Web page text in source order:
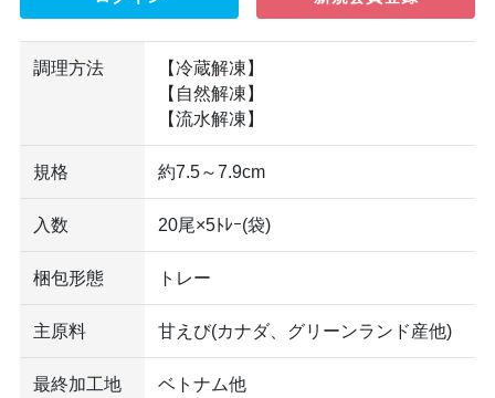
調理方法
【冷蔵解凍】
【自然解凍】
【流水解凍】
規格 約7.5～7.9cm
入数 20尾×5ﾄﾚｰ(袋)
梱包形態 トレー
主原料 甘えび(カナダ、グリーンランド産他)
最終加工地 ベトナム他